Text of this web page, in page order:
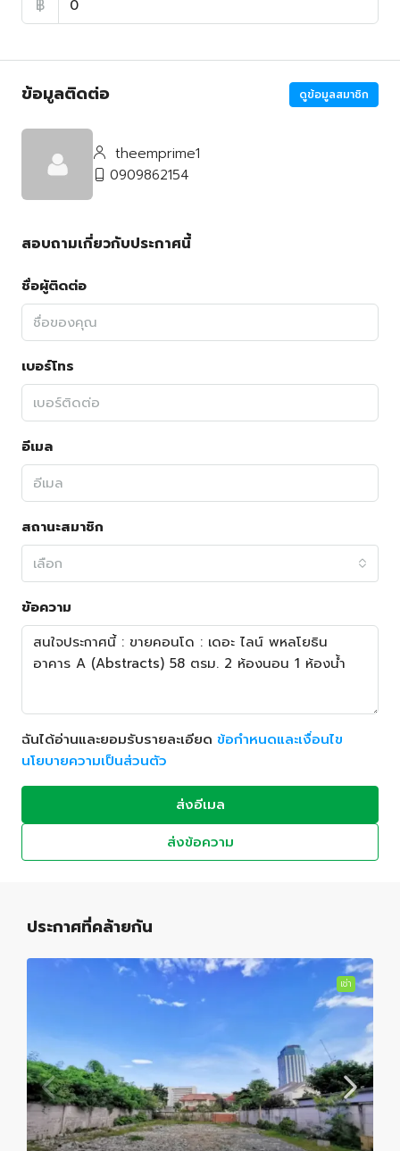
฿
ข้อมูลติดต่อ ดูข้อมูลสมาชิก
theemprime1
0909862154
สอบถามเกี่ยวกับประกาศนี้
ชื่อผู้ติดต่อ
เบอร์โทร
อีเมล
สถานะสมาชิก
เลือก
ข้อความ
ฉันได้อ่านและยอมรับรายละเอียด ข้อกำหนดและเงื่อนไข
นโยบายความเป็นส่วนตัว
ส่งอีเมล
ส่งข้อความ
ประกาศที่คล้ายกัน
เช่า